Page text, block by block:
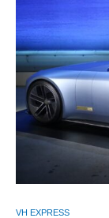
VH EXPRESS